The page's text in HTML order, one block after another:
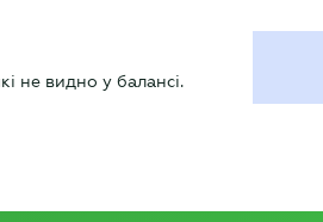
не видно у балансі.